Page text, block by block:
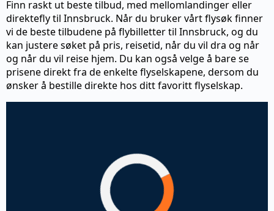
Finn raskt ut beste tilbud, med mellomlandinger eller
direktefly til Innsbruck. Når du bruker vårt flysøk finner
vi de beste tilbudene på flybilletter til Innsbruck, og du
kan justere søket på pris, reisetid, når du vil dra og når
og når du vil reise hjem. Du kan også velge å bare se
prisene direkt fra de enkelte flyselskapene, dersom du
ønsker å bestille direkte hos ditt favoritt flyselskap.